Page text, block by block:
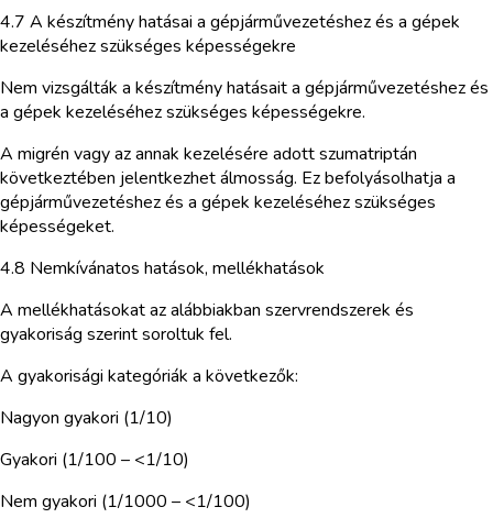
4.7 A készítmény hatásai a gépjárművezetéshez és a gépek
kezeléséhez szükséges képességekre
Nem vizsgálták a készítmény hatásait a gépjárművezetéshez és
a gépek kezeléséhez szükséges képességekre.
A migrén vagy az annak kezelésére adott szumatriptán
következtében jelentkezhet álmosság. Ez befolyásolhatja a
gépjárművezetéshez és a gépek kezeléséhez szükséges
képességeket.
4.8 Nemkívánatos hatások, mellékhatások
A mellékhatásokat az alábbiakban szervrendszerek és
gyakoriság szerint soroltuk fel.
A gyakorisági kategóriák a következők:
Nagyon gyakori (1/10)
Gyakori (1/100 – <1/10)
Nem gyakori (1/1000 – <1/100)